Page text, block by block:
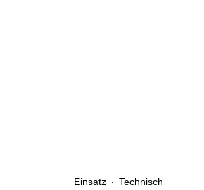
Einsatz Technisch